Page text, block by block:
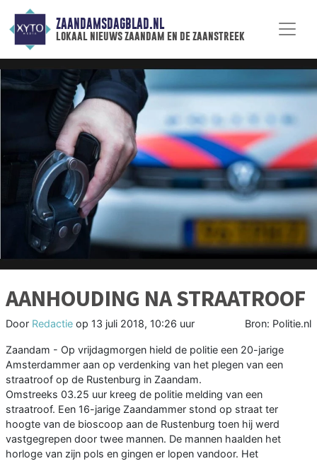
ZAANDAMSDAGBLAD.NL
lokaal nieuws zaandam en de zaanstreek
AANHOUDING NA STRAATROOF
Door Redactie op 13 juli 2018, 10:26 uur Bron: Politie.nl
Zaandam - Op vrijdagmorgen hield de politie een 20-jarige
Amsterdammer aan op verdenking van het plegen van een
straatroof op de Rustenburg in Zaandam.
Omstreeks 03.25 uur kreeg de politie melding van een
straatroof. Een 16-jarige Zaandammer stond op straat ter
hoogte van de bioscoop aan de Rustenburg toen hij werd
vastgegrepen door twee mannen. De mannen haalden het
horloge van zijn pols en gingen er lopen vandoor. Het